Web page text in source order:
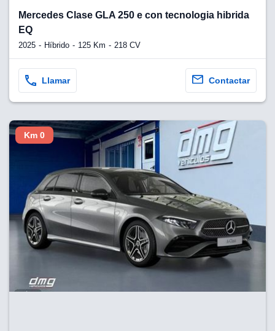
Mercedes Clase GLA 250 e con tecnologia hibrida
EQ
2025 Híbrido 125 Km 218 CV
Llamar Contactar
Km 0